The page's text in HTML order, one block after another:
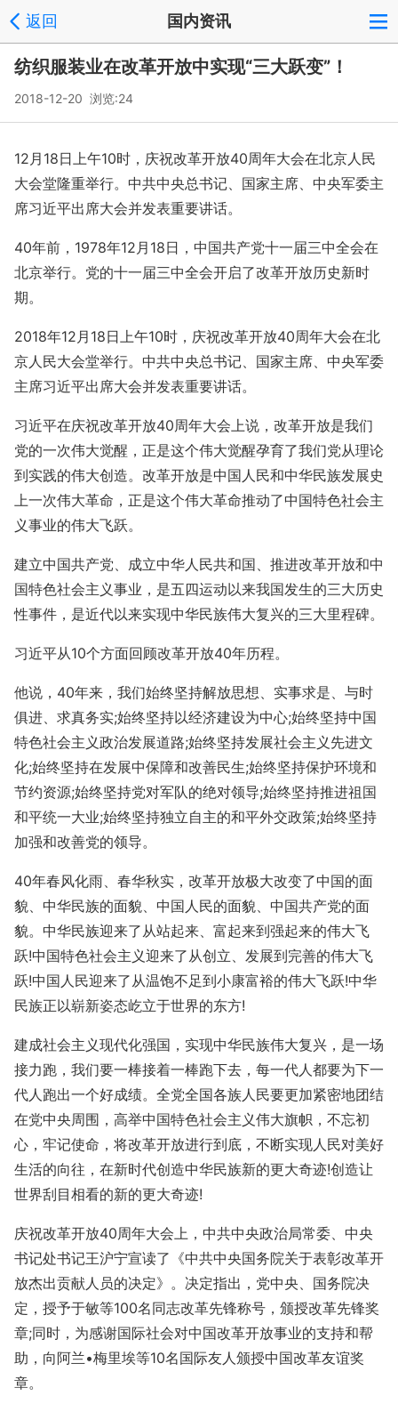
返回 国内资讯
纺织服装业在改革开放中实现“三大跃变”！
2018-12-20 浏览:24
12月18日上午10时，庆祝改革开放40周年大会在北京人民
大会堂隆重举行。中共中央总书记、国家主席、中央军委主
席习近平出席大会并发表重要讲话。
40年前，1978年12月18日，中国共产党十一届三中全会在
北京举行。党的十一届三中全会开启了改革开放历史新时
期。
2018年12月18日上午10时，庆祝改革开放40周年大会在北
京人民大会堂举行。中共中央总书记、国家主席、中央军委
主席习近平出席大会并发表重要讲话。
习近平在庆祝改革开放40周年大会上说，改革开放是我们
党的一次伟大觉醒，正是这个伟大觉醒孕育了我们党从理论
到实践的伟大创造。改革开放是中国人民和中华民族发展史
上一次伟大革命，正是这个伟大革命推动了中国特色社会主
义事业的伟大飞跃。
建立中国共产党、成立中华人民共和国、推进改革开放和中
国特色社会主义事业，是五四运动以来我国发生的三大历史
性事件，是近代以来实现中华民族伟大复兴的三大里程碑。
习近平从10个方面回顾改革开放40年历程。
他说，40年来，我们始终坚持解放思想、实事求是、与时
俱进、求真务实;始终坚持以经济建设为中心;始终坚持中国
特色社会主义政治发展道路;始终坚持发展社会主义先进文
化;始终坚持在发展中保障和改善民生;始终坚持保护环境和
节约资源;始终坚持党对军队的绝对领导;始终坚持推进祖国
和平统一大业;始终坚持独立自主的和平外交政策;始终坚持
加强和改善党的领导。
40年春风化雨、春华秋实，改革开放极大改变了中国的面
貌、中华民族的面貌、中国人民的面貌、中国共产党的面
貌。中华民族迎来了从站起来、富起来到强起来的伟大飞
跃!中国特色社会主义迎来了从创立、发展到完善的伟大飞
跃!中国人民迎来了从温饱不足到小康富裕的伟大飞跃!中华
民族正以崭新姿态屹立于世界的东方!
建成社会主义现代化强国，实现中华民族伟大复兴，是一场
接力跑，我们要一棒接着一棒跑下去，每一代人都要为下一
代人跑出一个好成绩。全党全国各族人民要更加紧密地团结
在党中央周围，高举中国特色社会主义伟大旗帜，不忘初
心，牢记使命，将改革开放进行到底，不断实现人民对美好
生活的向往，在新时代创造中华民族新的更大奇迹!创造让
世界刮目相看的新的更大奇迹!
庆祝改革开放40周年大会上，中共中央政治局常委、中央
书记处书记王沪宁宣读了《中共中央国务院关于表彰改革开
放杰出贡献人员的决定》。决定指出，党中央、国务院决
定，授予于敏等100名同志改革先锋称号，颁授改革先锋奖
章;同时，为感谢国际社会对中国改革开放事业的支持和帮
助，向阿兰•梅里埃等10名国际友人颁授中国改革友谊奖
章。